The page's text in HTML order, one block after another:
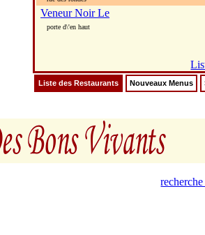
Veneur Noir Le
porte d\'en haut
Liste des Restaurants Nouveaux Menus